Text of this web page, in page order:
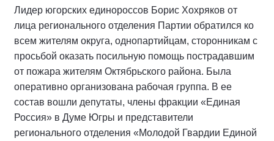
Лидер югорских единороссов Борис Хохряков от
лица регионального отделения Партии обратился ко
всем жителям округа, однопартийцам, сторонникам с
просьбой оказать посильную помощь пострадавшим
от пожара жителям Октябрьского района. Была
оперативно организована рабочая группа. В ее
состав вошли депутаты, члены фракции «Единая
Россия» в Думе Югры и представители
регионального отделения «Молодой Гвардии Единой